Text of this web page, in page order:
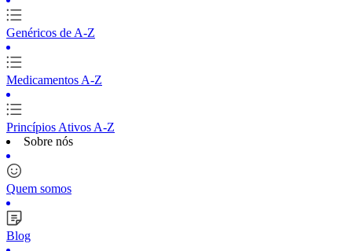
Genéricos de A-Z
Medicamentos A-Z
Princípios Ativos A-Z
Sobre nós
Quem somos
Blog